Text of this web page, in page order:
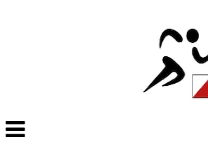
Veksle
navigasjon